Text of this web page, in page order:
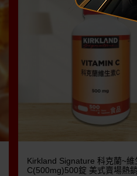
Kirkland Signature 科克蘭~維
C(500mg)500錠 美式賣場熱銷